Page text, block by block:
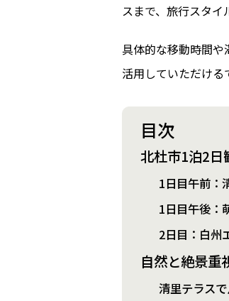
スまで、旅行スタイ
具体的な移動時間や
活用していただける
目次
北杜市1泊2日
1日目午前：
1日目午後：
2日目：白州
自然と絶景重
清里テラス